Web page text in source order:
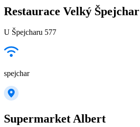
Restaurace Velký Špejchar
U Špejcharu 577
spejchar
Supermarket Albert